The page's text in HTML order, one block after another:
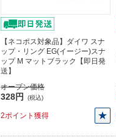
【ネコポス対象品】ダイワ スナ
ップ・リング EG(イージー)スナ
ップ M マットブラック【即日発
送】
オープン価格
328円 (税込)
2ポイント獲得